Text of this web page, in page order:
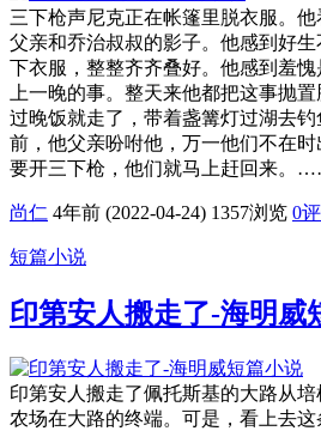
三下枪声尼克正在帐篷里脱衣服。
父亲和乔治叔叔的影子。他感到好
下衣服，整整齐齐叠好。他感到羞
上一晚的事。整天来他都把这事抛
过晚饭就走了，带着盏篝灯过湖去
前，他父亲吩咐他，万一他们不在
要开三下枪，他们就马上赶回来。
尚仁 4年前 (2022-04-24) 1357浏览 0
短篇小说
印第安人搬走了-海明威
印第安人搬走了佩托斯基的大路从培
农场在大路的终端。可是，看上去